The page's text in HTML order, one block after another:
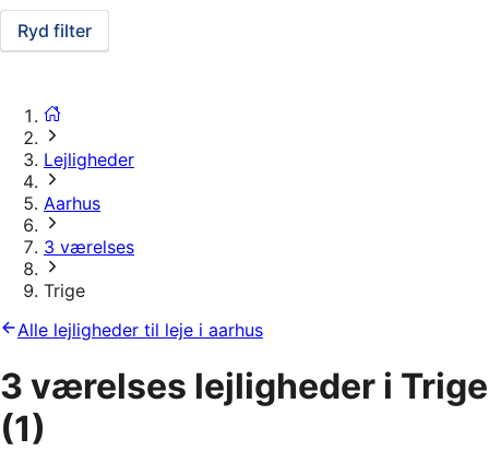
Ryd filter
Lejligheder
Aarhus
3 værelses
Trige
Alle lejligheder til leje i aarhus
3 værelses lejligheder i Trige
(1)